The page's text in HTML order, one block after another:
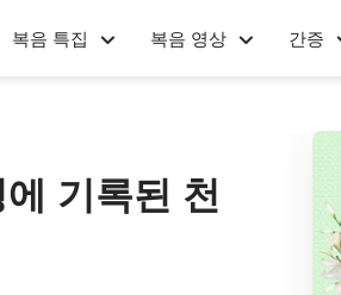
복음 특집 복음 영상 간증
기록된 천